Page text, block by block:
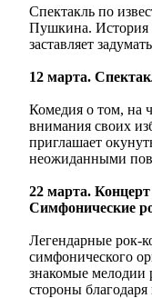
Спектакль по
Пушкина. История
заставляет
12 марта.
Комедия о том, на
внимания своих
приглашает
неожиданными
22 марта.
Симфонические
Легендарные рок-
симфонического
знакомые мелодии
стороны